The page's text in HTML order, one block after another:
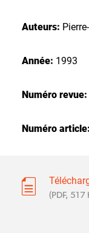
Auteurs:
Année: 1993
Numéro revue:
Numéro article:
(PDF, 517